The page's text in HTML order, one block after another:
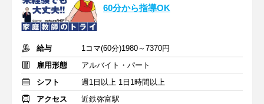
60分から指導OK
給与
1コマ(60分)1980～7370円
雇用形態
アルバイト・パート
シフト
週1日以上 1日1時間以上
アクセス
近鉄弥富駅